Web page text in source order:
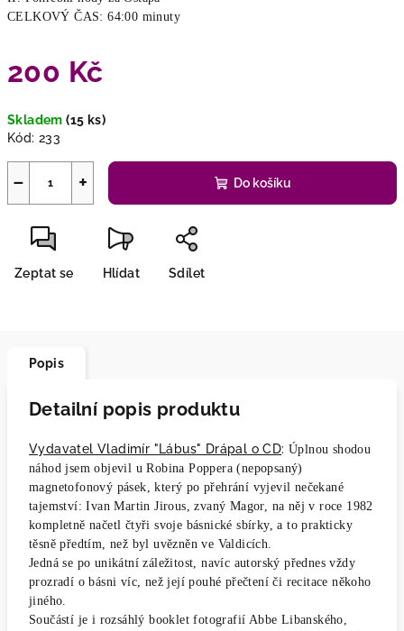
CELKOVÝ ČAS: 64:00 minuty
200 Kč
cena:
Skladem(15 ks)
Kód: 233
+
− Do košíku
Zeptat se Hlídat Sdílet
Popis
Detailní popis produktu
Vydavatel Vladimír "Lábus" Drápal o CD:Úplnou shodou
náhod jsem objevil u Robina Poppera (nepopsaný)
magnetofonový pásek, který po přehrání vyjevil nečekané
tajemství: Ivan Martin Jirous, zvaný Magor, na něj v roce 1982
kompletně načetl čtyři svoje básnické sbírky, a to prakticky
těsně předtím, než byl uvězněn ve Valdicích.
Jedná se po unikátní záležitost, navíc autorský přednes vždy
prozradí o básni víc, než její pouhé přečtení či recitace někoho
jiného.
Součástí je i rozsáhlý booklet fotografií Abbe Libanského,